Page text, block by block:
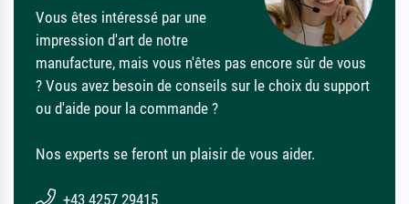
Vous êtes intéressé par une
impression d'art de notre
manufacture, mais vous n'êtes pas encore sûr de vous
? Vous avez besoin de conseils sur le choix du support
ou d'aide pour la commande ?
Nos experts se feront un plaisir de vous aider.
+43 4257 29415